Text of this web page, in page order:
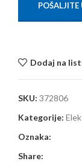
POŠALJITE
Dodaj na
SKU: 372806
Kategorije:
Oznaka:
Share: